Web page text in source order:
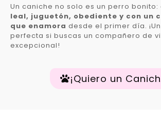
Un caniche no solo es un perro bonito:
leal, juguetón, obediente y con un
que enamora desde el primer día.
perfecta si buscas un compañero de
excepcional!
¡Quiero un